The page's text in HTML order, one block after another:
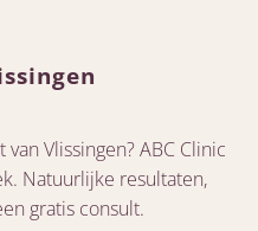
Vlissingen? ABC Clinic
Natuurlijke resultaten,
gratis consult.